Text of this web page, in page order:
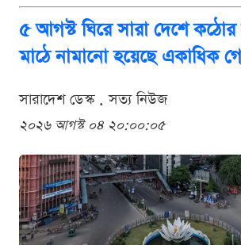
৫ আগস্ট ঘিরে সারা দেশে
মাঠে নামানো হয়েছে একাধিক
সারাদেশ ডেস্ক . সত্য নিউজ
২০২৬ আগস্ট ০৪ ২০:০০:০৫